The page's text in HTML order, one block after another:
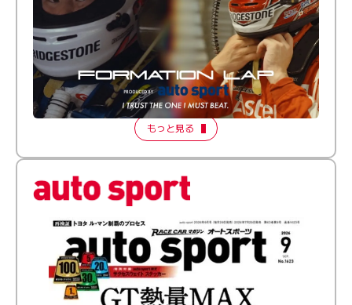
倒す相手を、信じてる。小林利徠斗 × 野村勇斗
【FORMATION LAP Produced by auto sport】
2026 Episode 2
もっと見る